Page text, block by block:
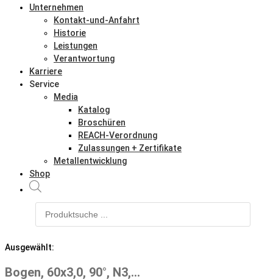
Unternehmen
Kontakt-und-Anfahrt
Historie
Leistungen
Verantwortung
Karriere
Service
Media
Katalog
Broschüren
REACH-Verordnung
Zulassungen + Zertifikate
Metallentwicklung
Shop
Ausgewählt:
Bogen, 60x3,0, 90°, N3,…